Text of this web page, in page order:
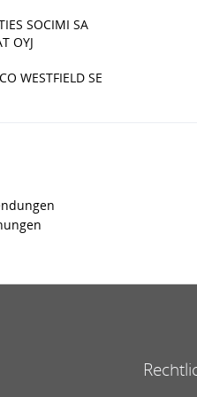
SOCIMI SA
OYJ
WESTFIELD SE